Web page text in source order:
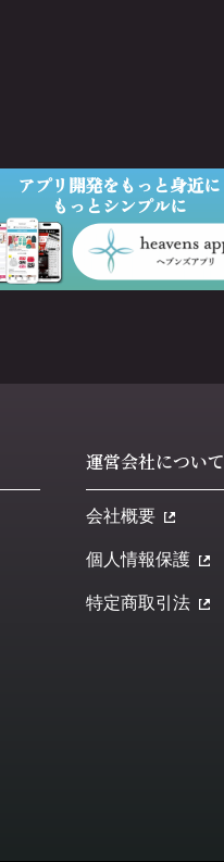
運営会社について
会社概要
個人情報保護
特定商取引法